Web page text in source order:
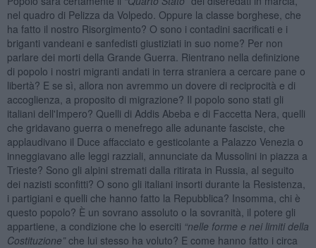
nel quadro di Pelizza da Volpedo. Oppure la classe borghese, che
ha fatto il nostro Risorgimento? O sono i contadini sacrificati e i
briganti vandeani e sanfedisti giustiziati in suo nome? Per non
parlare dei morti della Grande Guerra. Rientrano nella definizione
di popolo i nostri migranti andati in terra straniera a cercare pane o
libertà? E se sì, allora non avremmo un dovere di reciprocità e di
accoglienza, a proposito di migrazione? Il popolo sono stati gli
italiani dell'Impero? Quelli di Addis Abeba e di Faccetta Nera, quelli
che gridavano guerra o menefrego alle adunante fasciste, che
applaudivano il Duce affacciato e gesticolante a Palazzo Venezia o
inneggiavano alle leggi razziali, annunciate da Mussolini in piazza a
Trieste? Sono gli alpini stremati dalla ritirata in Russia, al seguito
dei nazisti sconfitti? O sono gli italiani insorti durante la Resistenza,
i partigiani e quelli che hanno fatto la Repubblica? Insomma, chi è
questo popolo? È un sovrano assoluto o la sovranità, il potere gli
appartiene, a condizione che lo eserciti “nelle forme e nei limiti della
Costituzione”che lui stesso ha voluto? E come hanno fatto i circa